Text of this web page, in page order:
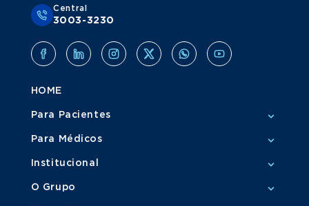
Central
3003-3230
HOME
Para Pacientes
Para Médicos
Institucional
O Grupo